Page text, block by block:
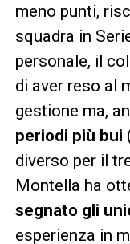
meno punti,
squadra in
personale, il
di aver reso al
gestione ma,
periodi più bui
diverso per il
Montella ha
segnato gli
esperienza in